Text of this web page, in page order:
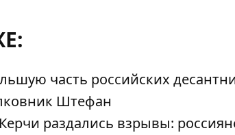
часть российских
Штефан
раздались взрывы: